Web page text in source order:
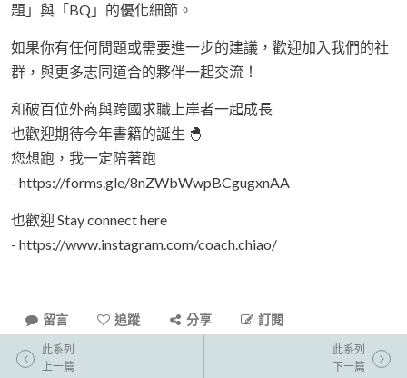
題」與「BQ」的優化細節。
如果你有任何問題或需要進一步的建議，歡迎加入我們的社
群，與更多志同道合的夥伴一起交流！
和破百位外商與跨國求職上岸者一起成長
也歡迎期待今年書籍的誕生 🐣
您想跑，我一定陪著跑
- https://forms.gle/8nZWbWwpBCgugxnAA
也歡迎 Stay connect here
- https://www.instagram.com/coach.chiao/
留言 追蹤 分享 訂閱
此系列
上一篇
此系列
下一篇